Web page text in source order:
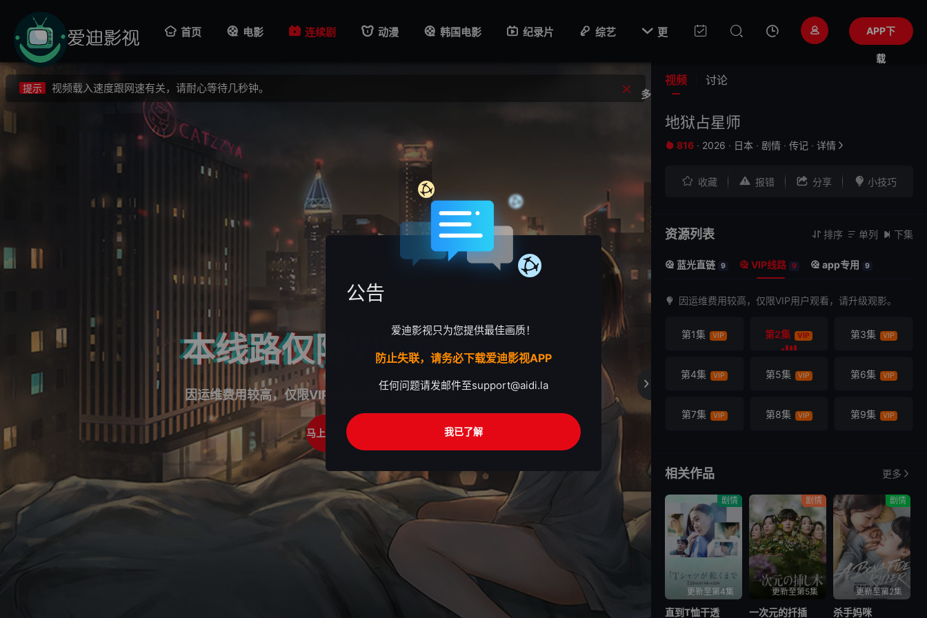
首页 电影 连续剧 动漫 韩国电影 纪录片 综艺  更
多
APP下
载

提示 不要轻易相信视频中的广告，谨防上当受骗!
提示 如果无法播放请重新刷新页面，或者切换线路。
提示 视频载入速度跟网速有关，请耐心等待几秒钟。
不要轻易相信视频中的广告，谨防上当受骗!
本线路仅限VIP观看
因运维费用较高，仅限VIP用户观看，请升级观影。
马上登录
视频 讨论
地狱占星师
 816 · 2026 · 日本 · 剧情 · 传记 · 详情 
 收藏  报错  分享  小技巧
资源列表  排序  单列  下集
 蓝光直链 9  VIP线路 9  app专用 9
因运维费用较高，仅限VIP用户观看，请升级观影。
第1集 VIP 第2集 VIP 第3集 VIP
第4集 VIP 第5集 VIP 第6集 VIP
第7集 VIP 第8集 VIP 第9集 VIP
相关作品 更多
剧情
更新至第4集
直到T恤干透
剧情
更新至第5集
一次元的扦插
剧情
更新至第2集
杀手妈咪
公告
爱迪影视只为您提供最佳画质！
防止失联，请务必下载爱迪影视APP
任何问题请发邮件至support@aidi.la
我已了解